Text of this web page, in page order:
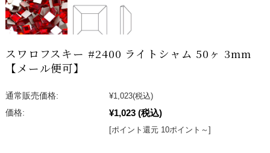
スワロフスキー #2400 ライトシャム 50ヶ 3mm
【メール便可】
通常販売価格: ¥1,023(税込)
価格:
¥1,023 (税込)
[ポイント還元 10ポイント～]